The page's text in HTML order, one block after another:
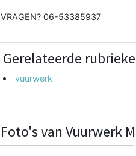
VRAGEN? 06-53385937
Gerelateerde
vuurwerk
Foto's van Vuurwerk